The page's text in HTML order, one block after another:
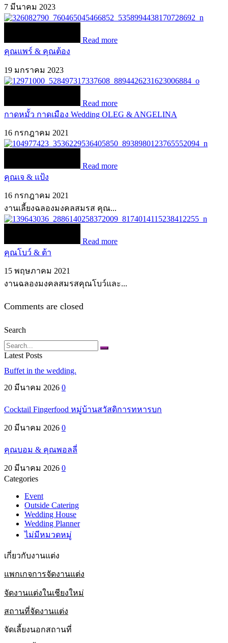
7 มีนาคม 2023
Read more
คุณแพร์ & คุณต้อง
19 มกราคม 2023
Read more
กาดหมั้ว กาดเมือง Wedding OLEG & ANGELINA
16 กรกฎาคม 2021
Read more
คุณเจ & แป้ง
16 กรกฎาคม 2021
งานเลี้ยงฉลองมงคลสมรส คุณ...
Read more
คุณโบว์ & ต้า
15 พฤษภาคม 2021
งานฉลองมงคลสมรสคุณโบว์และ...
Comments are closed
Search
Search
Latest Posts
Buffet in the wedding.
20 มีนาคม 2026 0
Cocktail Fingerfood หมู่บ้านสวัสดิการทหารบก
20 มีนาคม 2026 0
คุณบอม & คุณพอลลี่
20 มีนาคม 2026 0
Categories
Event
Outside Catering
Wedding House
Wedding Planner
ไม่มีหมวดหมู่
เกี่ยวกับงานแต่ง
แพกเกจการจัดงานแต่ง
จัดงานแต่งในเชียงใหม่
สถานที่จัดงานแต่ง
จัดเลี้ยงนอกสถานที่